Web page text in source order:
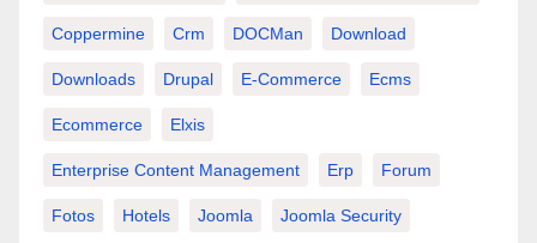
Coppermine Crm DOCMan Download
Downloads Drupal E-Commerce Ecms
Ecommerce Elxis
Enterprise Content Management Erp Forum
Fotos Hotels Joomla Joomla Security